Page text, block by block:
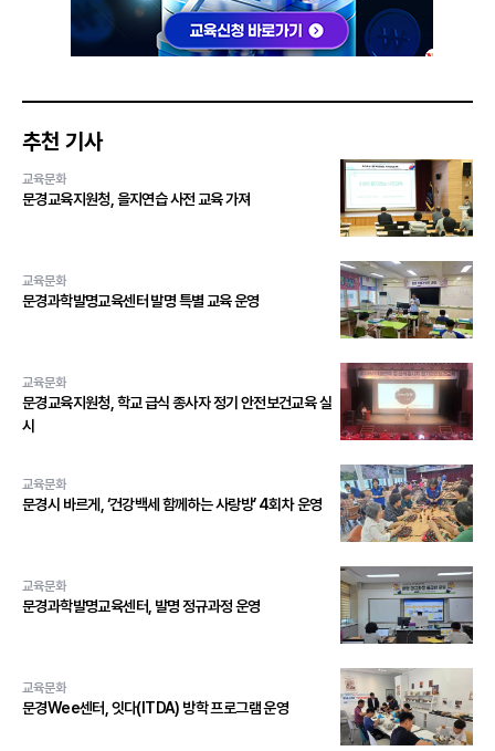
추천 기사
교육문화
문경교육지원청, 을지연습 사전 교육 가져
교육문화
문경과학발명교육센터 발명 특별 교육 운영
교육문화
문경교육지원청, 학교 급식 종사자 정기 안전보건교육 실
시
교육문화
문경시 바르게, ‘건강백세 함께하는 사랑방’ 4회차 운영
교육문화
문경과학발명교육센터, 발명 정규과정 운영
교육문화
문경Wee센터, 잇다(ITDA) 방학 프로그램 운영